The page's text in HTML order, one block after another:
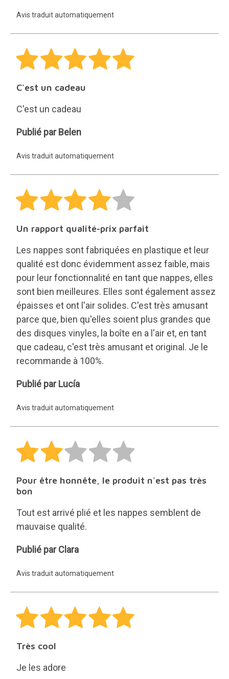
Avis traduit automatiquement
C'est un cadeau
C'est un cadeau
Belen
Publié par Belen
Avis traduit automatiquement
Un rapport qualité-prix parfait
Les nappes sont fabriquées en plastique et leur
qualité est donc évidemment assez faible, mais
pour leur fonctionnalité en tant que nappes, elles
sont bien meilleures. Elles sont également assez
épaisses et ont l'air solides. C'est très amusant
parce que, bien qu'elles soient plus grandes que
des disques vinyles, la boîte en a l'air et, en tant
que cadeau, c'est très amusant et original. Je le
recommande à 100%.
Lucía
Publié par Lucía
Avis traduit automatiquement
Pour être honnête, le produit n'est pas très
bon
Tout est arrivé plié et les nappes semblent de
mauvaise qualité.
Clara
Publié par Clara
Avis traduit automatiquement
Très cool
Je les adore